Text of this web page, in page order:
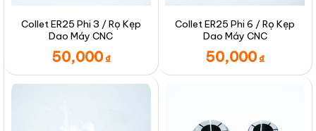
Collet ER25 Phi 3 / Rọ Kẹp
Dao Máy CNC
50,000 ₫
Collet ER25 Phi 6 / Rọ Kẹp
Dao Máy CNC
50,000 ₫